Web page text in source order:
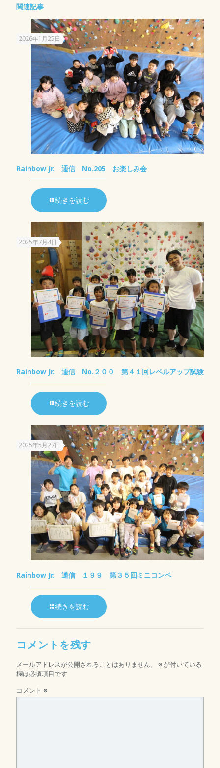
関連記事
2026年1月25日
Rainbow Jr. 通信 No.205 お楽しみ会
続きを読む
2025年7月4日
Rainbow Jr. 通信 No.２００ 第４１回レベルアップ試験
続きを読む
2025年5月27日
Rainbow Jr. 通信 １９９ 第３５回ミニコンペ
続きを読む
コメントを残す
メールアドレスが公開されることはありません。 ※ が付いている
欄は必須項目です
コメント ※